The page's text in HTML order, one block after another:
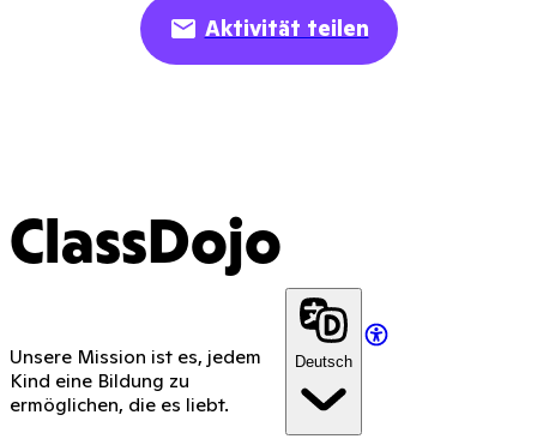
Aktivität teilen
ClassDojo
Unsere Mission ist es, jedem
Kind eine Bildung zu
ermöglichen, die es liebt.
Deutsch